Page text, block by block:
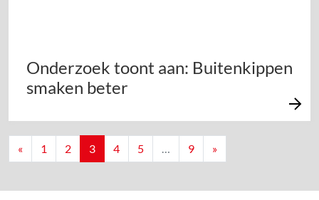
Onderzoek toont aan: Buitenkippen
smaken beter
Berichten navigatie
« 1 2 3 4 5 … 9 »